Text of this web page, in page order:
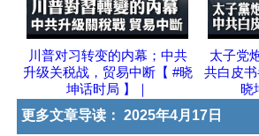
川普对习转变的内幕；中共
升级关税战，贸易中断【 #晓
坤话时局 】｜
太子党
共白皮
晓
更多文章导读： 2025年4月17日